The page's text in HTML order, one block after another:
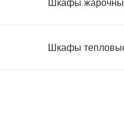
Шкафы
Шкафы